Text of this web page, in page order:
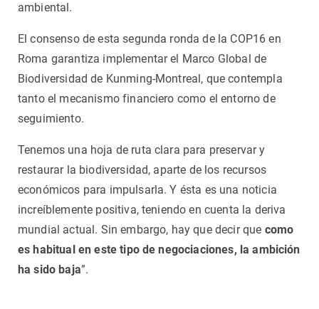
ambiental.
El consenso de esta segunda ronda de la COP16 en
Roma garantiza implementar el Marco Global de
Biodiversidad de Kunming-Montreal, que contempla
tanto el mecanismo financiero como el entorno de
seguimiento.
Tenemos una hoja de ruta clara para preservar y
restaurar la biodiversidad, aparte de los recursos
económicos para impulsarla. Y ésta es una noticia
increíblemente positiva, teniendo en cuenta la deriva
mundial actual. Sin embargo, hay que decir que como
es habitual en este tipo de negociaciones, la ambición
ha sido baja”.